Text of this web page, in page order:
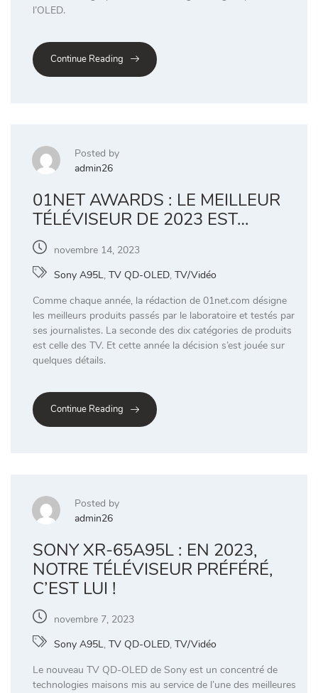
l’OLED.
Continue Reading
Posted by
admin26
01NET AWARDS : LE MEILLEUR
TÉLÉVISEUR DE 2023 EST…
novembre 14, 2023
Sony A95L, TV QD-OLED, TV/Vidéo
Comme chaque année, la rédaction de 01net.com désigne
les meilleurs produits passés par le laboratoire et testés par
ses journalistes. La seconde des dix catégories de produits
est celle des TV. Et cette année la décision s’est jouée sur
quelques détails.
Continue Reading
Posted by
admin26
SONY XR-65A95L : EN 2023,
NOTRE TÉLÉVISEUR PRÉFÉRÉ,
C’EST LUI !
novembre 7, 2023
Sony A95L, TV QD-OLED, TV/Vidéo
Le nouveau TV QD-OLED de Sony est un concentré de
technologies maisons mis au service de l’une des meilleures